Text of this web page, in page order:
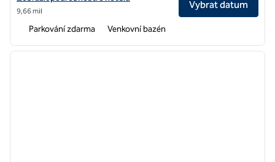
9,66 mil
Vybrat datum
Parkování zdarma Venkovní bazén
1 z 12
další